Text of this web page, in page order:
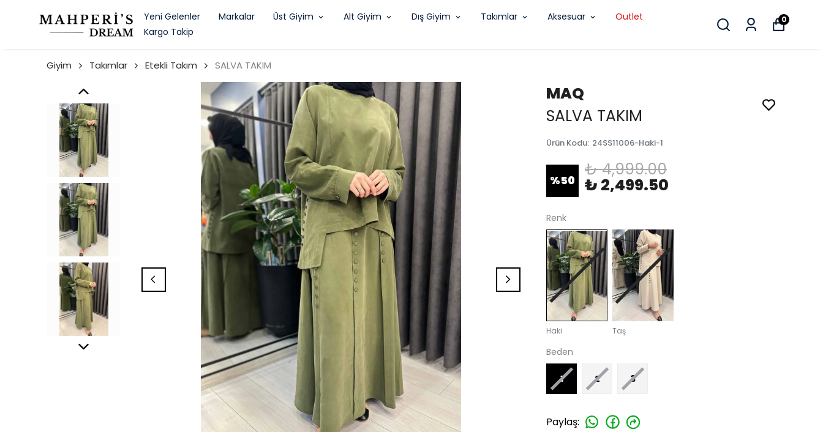
Yeni Gelenler Markalar Üst Giyim Alt Giyim Dış Giyim Takımlar Aksesuar
Outlet
Kargo Takip
0
Giyim Takımlar Etekli Takım SALVA TAKIM
MAQ
SALVA TAKIM
Ürün Kodu: 24SS11006-Haki-1
%50
₺ 4,999.00
₺ 2,499.50
Renk
Haki Taş
Beden
1 2 3
Paylaş: